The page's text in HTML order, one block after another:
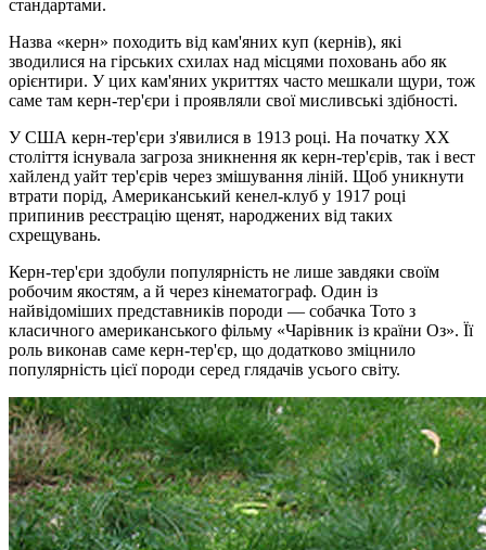
стандартами.
Назва «керн» походить від кам'яних куп (кернів), які
зводилися на гірських схилах над місцями поховань або як
орієнтири. У цих кам'яних укриттях часто мешкали щури, тож
саме там керн-тер'єри і проявляли свої мисливські здібності.
У США керн-тер'єри з'явилися в 1913 році. На початку XX
століття існувала загроза зникнення як керн-тер'єрів, так і вест
хайленд уайт тер'єрів через змішування ліній. Щоб уникнути
втрати порід, Американський кенел-клуб у 1917 році
припинив реєстрацію щенят, народжених від таких
схрещувань.
Керн-тер'єри здобули популярність не лише завдяки своїм
робочим якостям, а й через кінематограф. Один із
найвідоміших представників породи — собачка Тото з
класичного американського фільму «Чарівник із країни Оз». Її
роль виконав саме керн-тер'єр, що додатково зміцнило
популярність цієї породи серед глядачів усього світу.